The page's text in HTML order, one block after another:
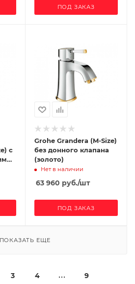
ПОД ЗАКАЗ
с
Grohe Grandera (M-Size)
без донного клапана
(золото)
Нет в наличии
63 960 руб./шт
ПОД ЗАКАЗ
ПОКАЗАТЬ ЕЩЕ
3 4 9